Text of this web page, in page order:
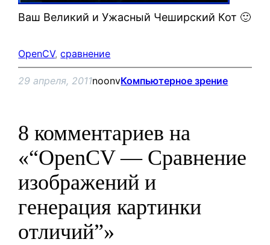
Ваш Великий и Ужасный Чеширский Кот 🙂
OpenCV, сравнение
29 апреля, 2011noonvКомпьютерное зрение
8 комментариев на
«“OpenCV — Сравнение
изображений и
генерация картинки
отличий”»